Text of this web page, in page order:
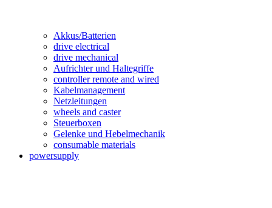
Akkus/Batterien
drive electrical
drive mechanical
Aufrichter und Haltegriffe
controller remote and wired
Kabelmanagement
Netzleitungen
wheels and caster
Steuerboxen
Gelenke und Hebelmechanik
consumable materials
powersupply